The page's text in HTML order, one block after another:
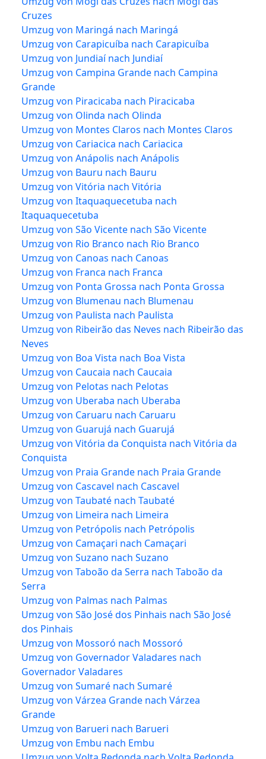
Cruzes
Umzug von Maringá nach Maringá
Umzug von Carapicuíba nach Carapicuíba
Umzug von Jundiaí nach Jundiaí
Umzug von Campina Grande nach Campina
Grande
Umzug von Piracicaba nach Piracicaba
Umzug von Olinda nach Olinda
Umzug von Montes Claros nach Montes Claros
Umzug von Cariacica nach Cariacica
Umzug von Anápolis nach Anápolis
Umzug von Bauru nach Bauru
Umzug von Vitória nach Vitória
Umzug von Itaquaquecetuba nach
Itaquaquecetuba
Umzug von São Vicente nach São Vicente
Umzug von Rio Branco nach Rio Branco
Umzug von Canoas nach Canoas
Umzug von Franca nach Franca
Umzug von Ponta Grossa nach Ponta Grossa
Umzug von Blumenau nach Blumenau
Umzug von Paulista nach Paulista
Umzug von Ribeirão das Neves nach Ribeirão das
Neves
Umzug von Boa Vista nach Boa Vista
Umzug von Caucaia nach Caucaia
Umzug von Pelotas nach Pelotas
Umzug von Uberaba nach Uberaba
Umzug von Caruaru nach Caruaru
Umzug von Guarujá nach Guarujá
Umzug von Vitória da Conquista nach Vitória da
Conquista
Umzug von Praia Grande nach Praia Grande
Umzug von Cascavel nach Cascavel
Umzug von Taubaté nach Taubaté
Umzug von Limeira nach Limeira
Umzug von Petrópolis nach Petrópolis
Umzug von Camaçari nach Camaçari
Umzug von Suzano nach Suzano
Umzug von Taboão da Serra nach Taboão da
Serra
Umzug von Palmas nach Palmas
Umzug von São José dos Pinhais nach São José
dos Pinhais
Umzug von Mossoró nach Mossoró
Umzug von Governador Valadares nach
Governador Valadares
Umzug von Sumaré nach Sumaré
Umzug von Várzea Grande nach Várzea
Grande
Umzug von Barueri nach Barueri
Umzug von Embu nach Embu